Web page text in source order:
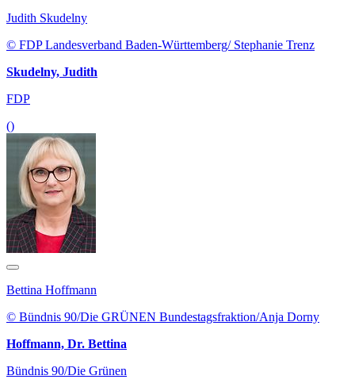
Judith Skudelny
© FDP Landesverband Baden-Württemberg/ Stephanie Trenz
Skudelny, Judith
FDP
()
Bettina Hoffmann
© Bündnis 90/Die GRÜNEN Bundestagsfraktion/Anja Dorny
Hoffmann, Dr. Bettina
Bündnis 90/Die Grünen